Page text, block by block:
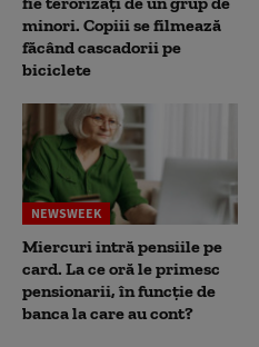
minori. Copiii se filmează
făcând cascadorii pe
biciclete
NEWSWEEK
Miercuri intră pensiile pe
card. La ce oră le primesc
pensionarii, în funcție de
banca la care au cont?